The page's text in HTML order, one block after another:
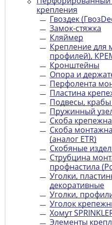
крепления
Гвоздек
Замок-стяжка
Кляймер
Крепление для
профилей),
Кронштейны
Опора и
Перфолента
Пластина
Подвесы, крабы
Пружинный
Скоба
Скоба
(аналог ETR)
Скобяные
Струбцина
профнастила
Уголки,
декоративные
Уголки,
Уголок
Хомут
Элементы